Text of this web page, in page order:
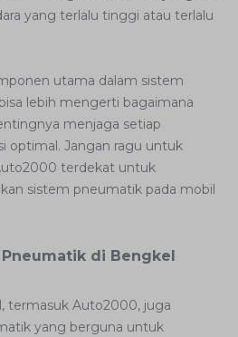
yang terlalu tinggi atau terlalu
utama dalam sistem
lebih mengerti bagaimana
menjaga setiap
optimal. Jangan ragu untuk
terdekat untuk
sistem pneumatik pada mobil
di Bengkel
termasuk Auto2000, juga
yang berguna untuk